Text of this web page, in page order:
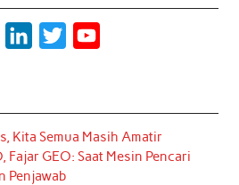
r
k
e
d
t
t
T
u
Kita Semua Masih Amatir
Fajar GEO: Saat Mesin Pencari
Penjawab